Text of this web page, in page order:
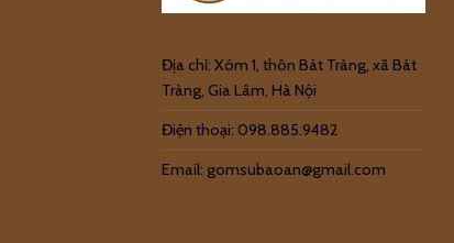
Địa chỉ: Xóm 1, thôn Bát Tràng, xã Bát
Tràng, Gia Lâm, Hà Nội
Điện thoại: 098.885.9482
Email: gomsubaoan@gmail.com